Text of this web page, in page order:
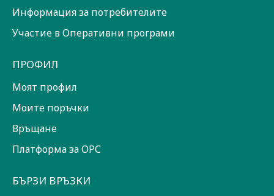
Информация за потребителите
Участие в Оперативни програми
ПРОФИЛ
Моят профил
Моите поръчки
Връщане
Платформа за ОРС
БЪРЗИ ВРЪЗКИ